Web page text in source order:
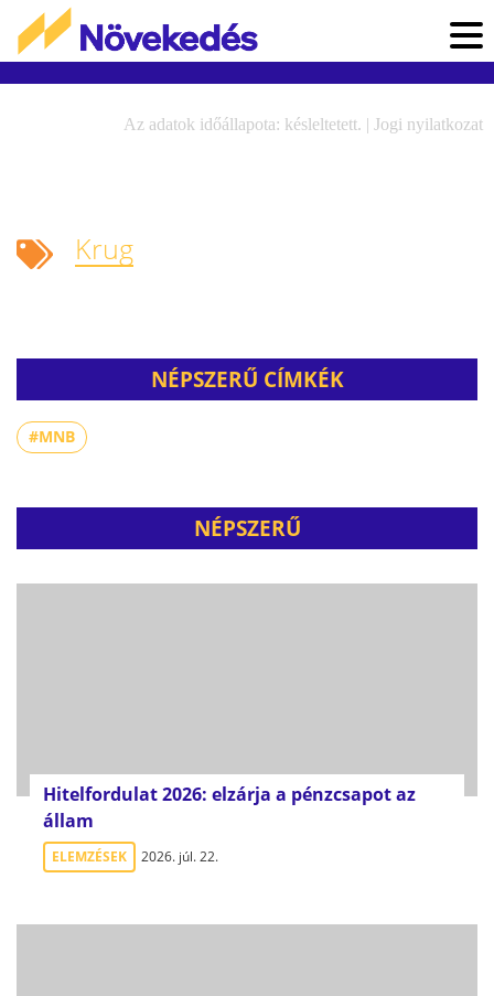
Az adatok időállapota: késleltetett. | Jogi nyilatkozat
Krug
NÉPSZERŰ CÍMKÉK
#MNB
NÉPSZERŰ
Hitelfordulat 2026: elzárja a pénzcsapot az
állam
ELEMZÉSEK 2026. júl. 22.